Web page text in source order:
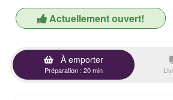
Actuellement ouvert!
À emporter
Préparation : 20 min